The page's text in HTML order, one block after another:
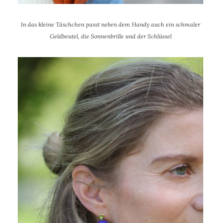
In das kleine Täschchen passt neben dem Handy auch ein schmaler
Geldbeutel, die Sonnenbrille und der Schlüssel